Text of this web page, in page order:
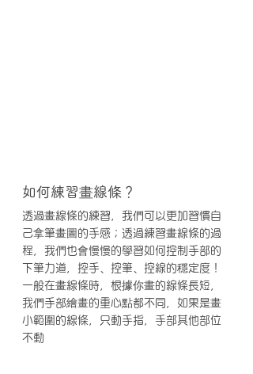
如何練習畫線條？
透過畫線條的練習，我們可以更加習慣自
己拿筆畫圖的手感；透過練習畫線條的過
程，我們也會慢慢的學習如何控制手部的
下筆力道，控手、控筆、控線的穩定度！
一般在畫線條時，根據你畫的線條長短，
我們手部繪畫的重心點都不同，如果是畫
小範圍的線條，只動手指，手部其他部位
不動